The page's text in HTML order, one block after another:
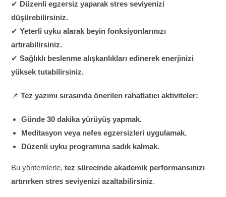
✔ Düzenli egzersiz yaparak stres seviyenizi
düşürebilirsiniz.
✔Yeterli uyku alarak beyin fonksiyonlarınızı
artırabilirsiniz.
✔Sağlıklı beslenme alışkanlıkları edinerek enerjinizi
yüksek tutabilirsiniz.
📌Tez yazımı sırasında önerilen rahatlatıcı aktiviteler:
Günde 30 dakika yürüyüş yapmak.
Meditasyon veya nefes egzersizleri uygulamak.
Düzenli uyku programına sadık kalmak.
Bu yöntemlerle,tez sürecinde akademik performansınızı
artırırken stres seviyenizi azaltabilirsiniz.